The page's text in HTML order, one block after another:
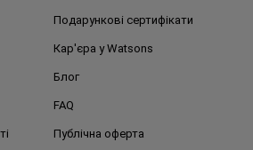
Подарункові сертифікати
Кар'єра у Watsons
Блог
FAQ
Публічна оферта